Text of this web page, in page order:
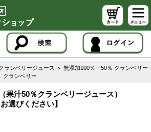
ランベリージュース ＞ 無添加100％・50％ クランベリー
クランベリー
汁50％クランベリージュース）
選びください】